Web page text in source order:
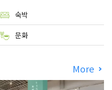
숙박
문화
More